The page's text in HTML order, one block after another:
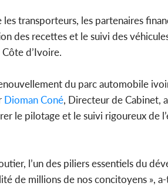
transporteurs, les partenaires
des recettes et le suivi des
d’Ivoire.
du parc automobile
Dioman Coné, Directeur de Cabinet,
le pilotage et le suivi rigoureux de
l’un des piliers essentiels du
de millions de nos concitoyens »,